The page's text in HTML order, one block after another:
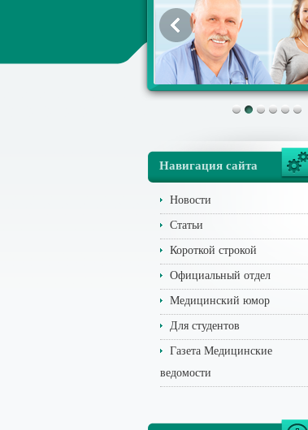
Навигация сайта
Новости
Статьи
Короткой строкой
Официальный отдел
Медицинский юмор
Для студентов
Газета Медицинские
ведомости